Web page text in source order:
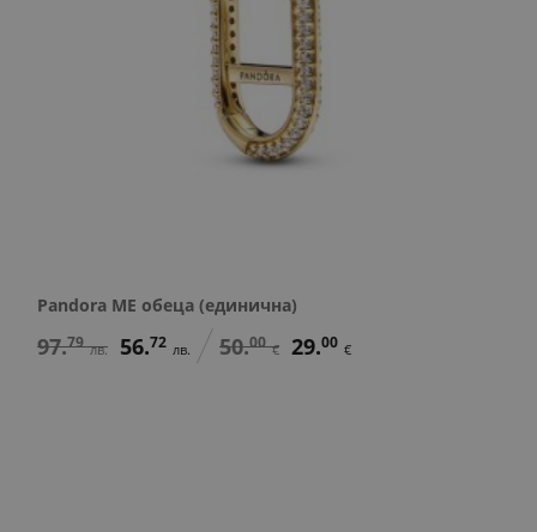
Pandora ME обеца (единична)
97.79 лв. 56.72 лв. 50.00 € 29.00 €